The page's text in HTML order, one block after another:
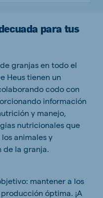
para tus
granjas en todo el
Heus tienen un
codo con
información
y manejo,
nutricionales que
animales y
de la granja.
mantener a los
óptima. ¡A